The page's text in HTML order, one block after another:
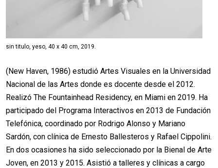
sin titulo, yeso, 40 x 40 cm, 2019.
(New Haven, 1986) estudió Artes Visuales en la Universidad
Nacional de las Artes donde es docente desde el 2012.
Realizó The Fountainhead Residency, en Miami en 2019. Ha
participado del Programa Interactivos en 2013 de Fundación
Telefónica, coordinado por Rodrigo Alonso y Mariano
Sardón, con clínica de Ernesto Ballesteros y Rafael Cippolini.
En dos ocasiones ha sido seleccionado por la Bienal de Arte
Joven, en 2013 y 2015. Asistió a talleres y clínicas a cargo